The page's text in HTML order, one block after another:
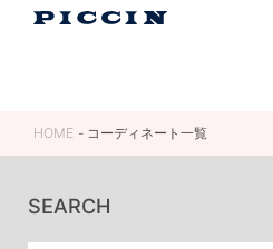
HOME コーディネート一覧
SEARCH